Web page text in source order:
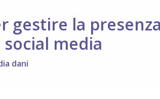
gestire la
media
dani